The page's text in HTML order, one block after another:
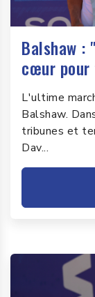
Balshaw :
cœur
L'ultime
Balshaw.
tribunes et
Dav...